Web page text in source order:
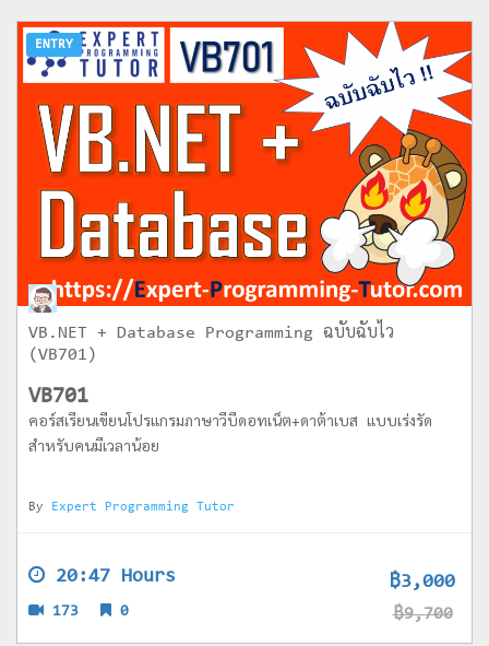
ENTRY
VB.NET + Database Programming ฉบับฉับไว
(VB701)
VB701
คอร์สเรียนเขียนโปรแกรมภาษาวีบีดอทเน็ต+ดาต้าเบส แบบเร่งรัด
สำหรับคนมีเวลาน้อย
By Expert Programming Tutor
20:47 Hours ฿3,000
฿9,700
173 0